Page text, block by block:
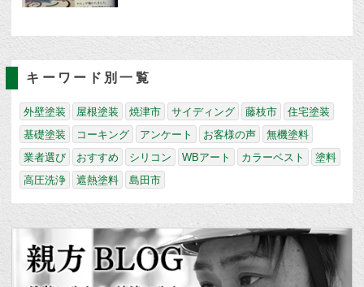
キーワード別一覧
外壁塗装 屋根塗装 焼津市 サイディング 藤枝市
住宅塗装
基礎塗装
コーキング アンケート お客様の声
無機塗料
業者選び
おすすめ シリコン WBアート カラーベスト
塗料
高圧洗浄
遮熱塗料 島田市